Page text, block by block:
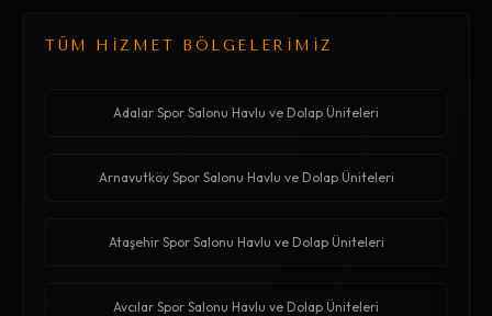
TÜM HİZMET BÖLGELERİMİZ
Adalar Spor Salonu Havlu ve Dolap Üniteleri
Arnavutköy Spor Salonu Havlu ve Dolap Üniteleri
Ataşehir Spor Salonu Havlu ve Dolap Üniteleri
Avcılar Spor Salonu Havlu ve Dolap Üniteleri